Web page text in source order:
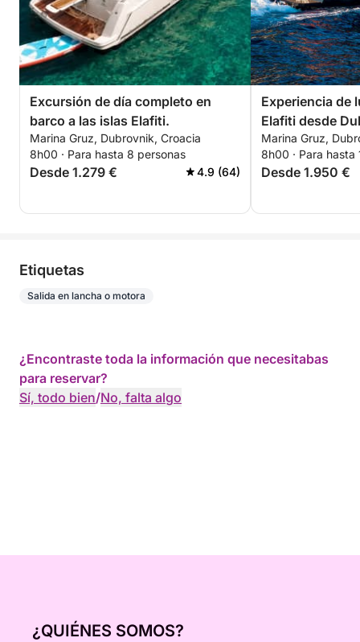
Excursión de día completo en
barco a las islas Elafiti.
Marina Gruz, Dubrovnik, Croacia
8h00 · Para hasta 8 personas
Desde 1.279 € 4.9 (64)
Experiencia de
Elafiti desde
Marina Gruz,
8h00 · Para hasta
Desde 1.950 €
Etiquetas
Salida en lancha o motora
¿Encontraste toda la información que necesitabas
para reservar?
Sí, todo bien/No, falta algo
¿QUIÉNES SOMOS?